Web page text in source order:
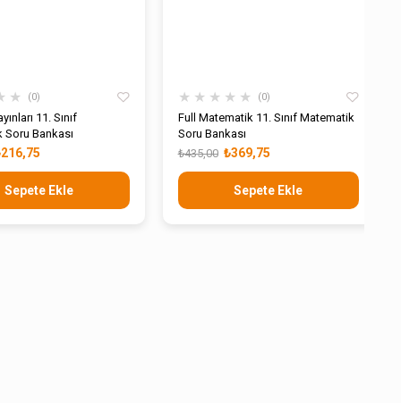
★ 0
11. Sınıf
Bankası
Sepete Ekle
★ ★ ★ ★ ★ 0
Full Matematik 11. Sınıf Matematik
Soru Bankası
₺369,75
₺435,00
Sepete Ekle